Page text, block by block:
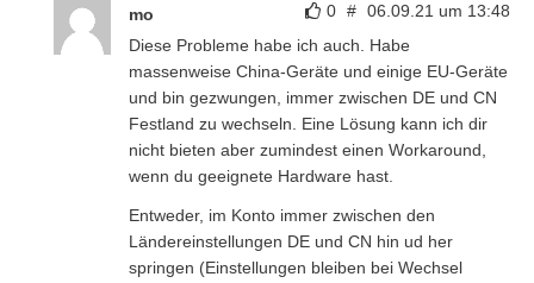
0 # 06.09.21 um 13:48
mo
Diese Probleme habe ich auch. Habe
massenweise China-Geräte und einige EU-Geräte
und bin gezwungen, immer zwischen DE und CN
Festland zu wechseln. Eine Lösung kann ich dir
nicht bieten aber zumindest einen Workaround,
wenn du geeignete Hardware hast.
Entweder, im Konto immer zwischen den
Ländereinstellungen DE und CN hin ud her
springen (Einstellungen bleiben bei Wechsel